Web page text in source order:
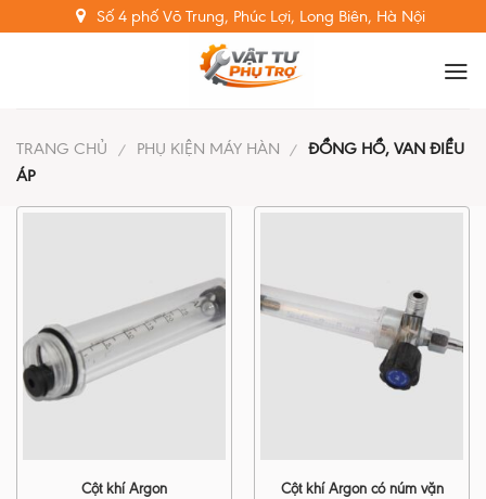
to
Số 4 phố Võ Trung, Phúc Lợi, Long Biên, Hà Nội
TRANG CHỦ / PHỤ KIỆN MÁY HÀN / ĐỒNG HỒ, VAN ĐIỀU
ÁP
Cột khí Argon Cột khí Argon có núm vặn